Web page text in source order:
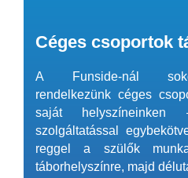
Céges csoportok
A Funside-nál
rendelkezünk céges
saját
szolgáltatással
reggel a szülők
táborhelyszínre, majd